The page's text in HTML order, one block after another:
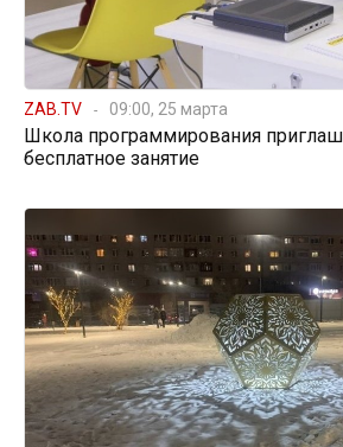
ZAB.TV 09:00, 25 марта
Школа программирования
бесплатное занятие